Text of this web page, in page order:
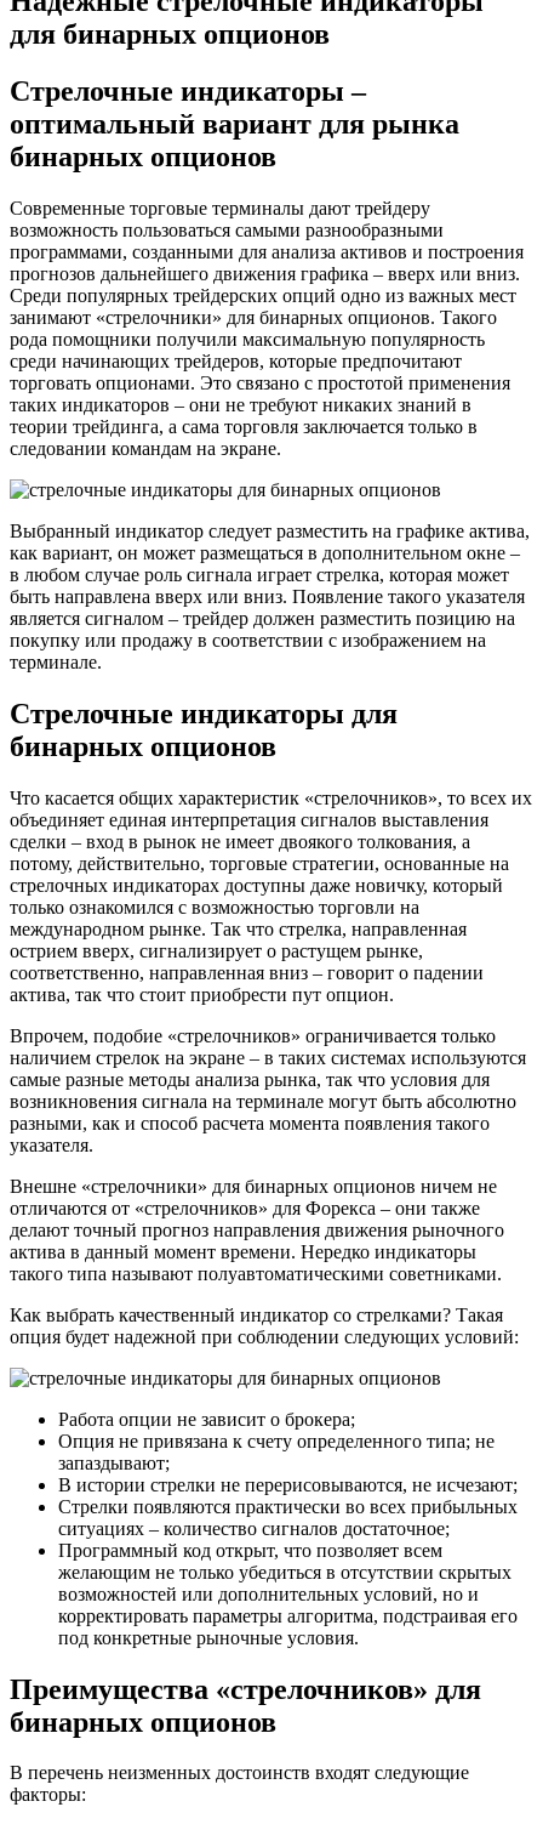
для бинарных опционов
Стрелочные индикаторы –
оптимальный вариант для рынка
бинарных опционов
Современные торговые терминалы дают трейдеру
возможность пользоваться самыми разнообразными
программами, созданными для анализа активов и построения
прогнозов дальнейшего движения графика – вверх или вниз.
Среди популярных трейдерских опций одно из важных мест
занимают «стрелочники» для бинарных опционов. Такого
рода помощники получили максимальную популярность
среди начинающих трейдеров, которые предпочитают
торговать опционами. Это связано с простотой применения
таких индикаторов – они не требуют никаких знаний в
теории трейдинга, а сама торговля заключается только в
следовании командам на экране.
Выбранный индикатор следует разместить на графике актива,
как вариант, он может размещаться в дополнительном окне –
в любом случае роль сигнала играет стрелка, которая может
быть направлена вверх или вниз. Появление такого указателя
является сигналом – трейдер должен разместить позицию на
покупку или продажу в соответствии с изображением на
терминале.
Стрелочные индикаторы для
бинарных опционов
Что касается общих характеристик «стрелочников», то всех их
объединяет единая интерпретация сигналов выставления
сделки – вход в рынок не имеет двоякого толкования, а
потому, действительно, торговые стратегии, основанные на
стрелочных индикаторах доступны даже новичку, который
только ознакомился с возможностью торговли на
международном рынке. Так что стрелка, направленная
острием вверх, сигнализирует о растущем рынке,
соответственно, направленная вниз – говорит о падении
актива, так что стоит приобрести пут опцион.
Впрочем, подобие «стрелочников» ограничивается только
наличием стрелок на экране – в таких системах используются
самые разные методы анализа рынка, так что условия для
возникновения сигнала на терминале могут быть абсолютно
разными, как и способ расчета момента появления такого
указателя.
Внешне «стрелочники» для бинарных опционов ничем не
отличаются от «стрелочников» для Форекса – они также
делают точный прогноз направления движения рыночного
актива в данный момент времени. Нередко индикаторы
такого типа называют полуавтоматическими советниками.
Как выбрать качественный индикатор со стрелками? Такая
опция будет надежной при соблюдении следующих условий:
Работа опции не зависит о брокера;
Опция не привязана к счету определенного типа; не
запаздывают;
В истории стрелки не перерисовываются, не исчезают;
Стрелки появляются практически во всех прибыльных
ситуациях – количество сигналов достаточное;
Программный код открыт, что позволяет всем
желающим не только убедиться в отсутствии скрытых
возможностей или дополнительных условий, но и
корректировать параметры алгоритма, подстраивая его
под конкретные рыночные условия.
Преимущества «стрелочников» для
бинарных опционов
В перечень неизменных достоинств входят следующие
факторы: